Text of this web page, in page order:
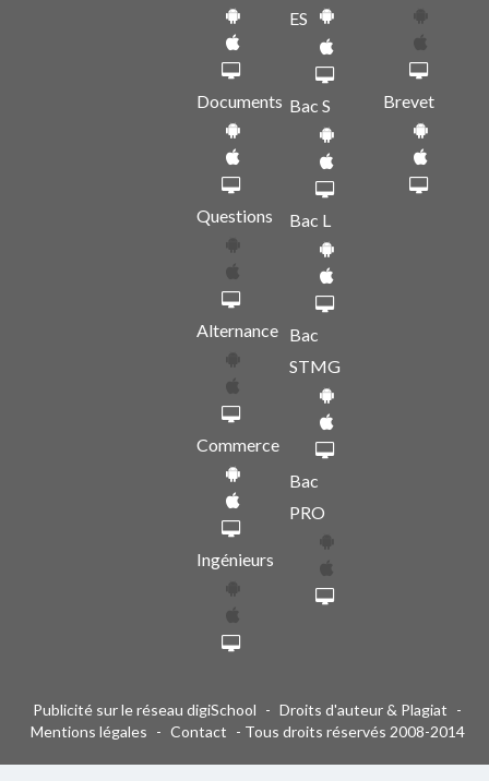
Documents
Questions
Alternance
Commerce
Ingénieurs
ES
Bac S
Bac L
Bac
STMG
Bac
PRO
Brevet
Publicité sur le réseau digiSchool - Droits d'auteur & Plagiat -
Mentions légales - Contact - Tous droits réservés 2008-2014